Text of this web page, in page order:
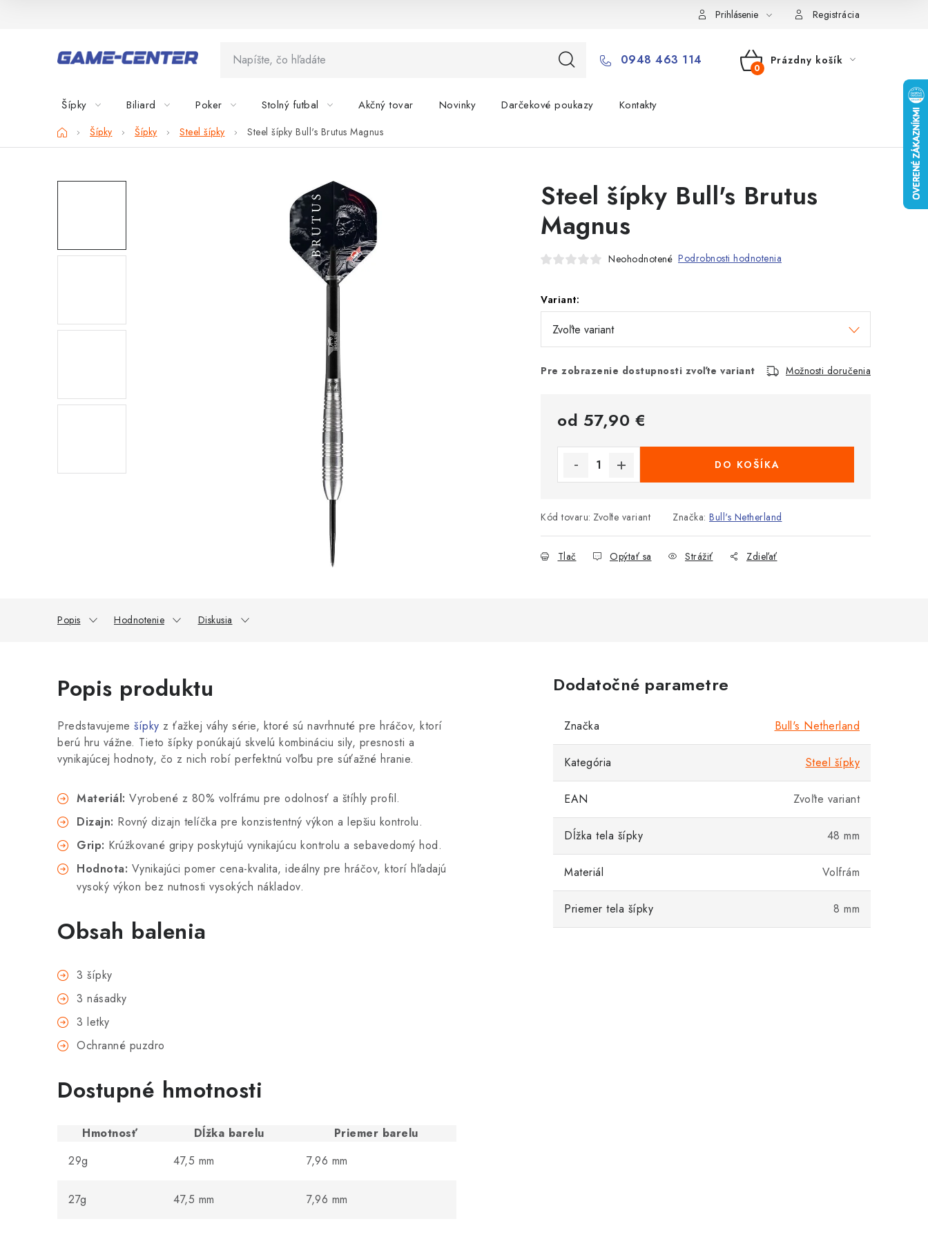
Prihlásenie Registrácia
0948 463 114
NÁKUPNÝ
Prázdny košík
Šípky Biliard Poker Stolný futbal Akčný tovar Novinky Darčekové poukazy Kontakty
DomovŠípky Šípky Steel šípky Steel šípky Bull's Brutus Magnus
Steel šípky Bull's Brutus
Magnus
Neohodnotené Podrobnosti hodnotenia
Variant:
Pre zobrazenie dostupnosti zvoľte variant Možnosti doručenia
od 57,90 €
DO KOŠÍKA
Kód tovaru: Zvoľte variant Značka: Bull's Netherland
Tlač Opýtať sa Strážiť Zdieľať
Popis Hodnotenie Diskusia
Popis produktu
Predstavujeme šípky z ťažkej váhy série, ktoré sú navrhnuté pre hráčov, ktorí
berú hru vážne. Tieto šípky ponúkajú skvelú kombináciu sily, presnosti a
vynikajúcej hodnoty, čo z nich robí perfektnú voľbu pre súťažné hranie.
Materiál: Vyrobené z 80% volfrámu pre odolnosť a štíhly profil.
Dizajn: Rovný dizajn telíčka pre konzistentný výkon a lepšiu kontrolu.
Grip: Krúžkované gripy poskytujú vynikajúcu kontrolu a sebavedomý hod.
Hodnota: Vynikajúci pomer cena-kvalita, ideálny pre hráčov, ktorí hľadajú
vysoký výkon bez nutnosti vysokých nákladov.
Obsah balenia
3 šípky
3 násadky
3 letky
Ochranné puzdro
Dostupné hmotnosti
Hmotnosť Dĺžka barelu
Priemer barelu
29g
47,5 mm 7,96 mm
27g 47,5 mm 7,96 mm
Dodatočné parametre
Značka Bull's Netherland
Kategória Steel šípky
EAN Zvoľte variant
Dĺžka tela šípky 48 mm
Materiál Volfrám
Priemer tela šípky 8 mm